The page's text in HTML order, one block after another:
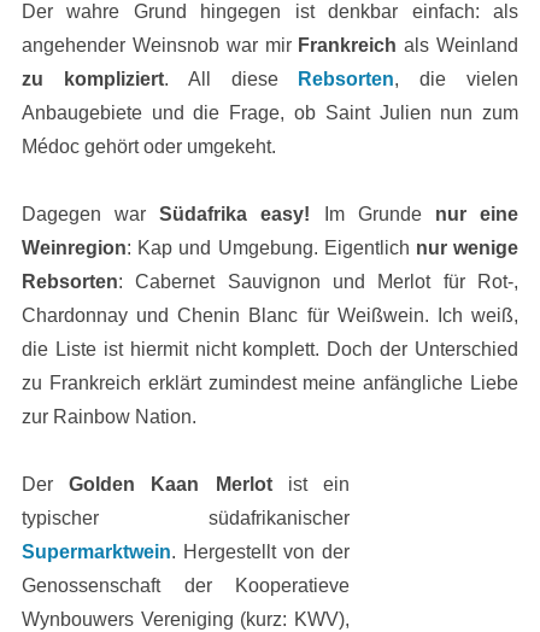
Der wahre Grund hingegen ist denkbar einfach: als
angehender Weinsnob war mir Frankreich als Weinland
zu kompliziert. All diese Rebsorten, die vielen
Anbaugebiete und die Frage, ob Saint Julien nun zum
Médoc gehört oder umgekeht.
Dagegen warSüdafrika easy! Im Grunde nur eine
Weinregion: Kap und Umgebung. Eigentlich nur wenige
Rebsorten: Cabernet Sauvignon und Merlot für Rot-,
Chardonnay und Chenin Blanc für Weißwein. Ich weiß,
die Liste ist hiermit nicht komplett. Doch der Unterschied
zu Frankreich erklärt zumindest meine anfängliche Liebe
zur Rainbow Nation.
DerGolden Kaan Merlotist ein
typischer südafrikanischer
Supermarktwein. Hergestellt von der
Genossenschaft der Kooperatieve
Wynbouwers Vereniging (kurz: KWV),